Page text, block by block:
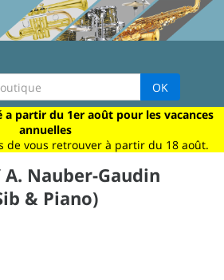
OK
a partir du 1er août pour les vacances
annuelles
de vous retrouver à partir du 18 août.
Nauber-Gaudin
& Piano)